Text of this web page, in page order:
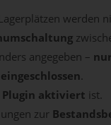
werden
angegeben –
.
Plugin aktiviert ist.
zur